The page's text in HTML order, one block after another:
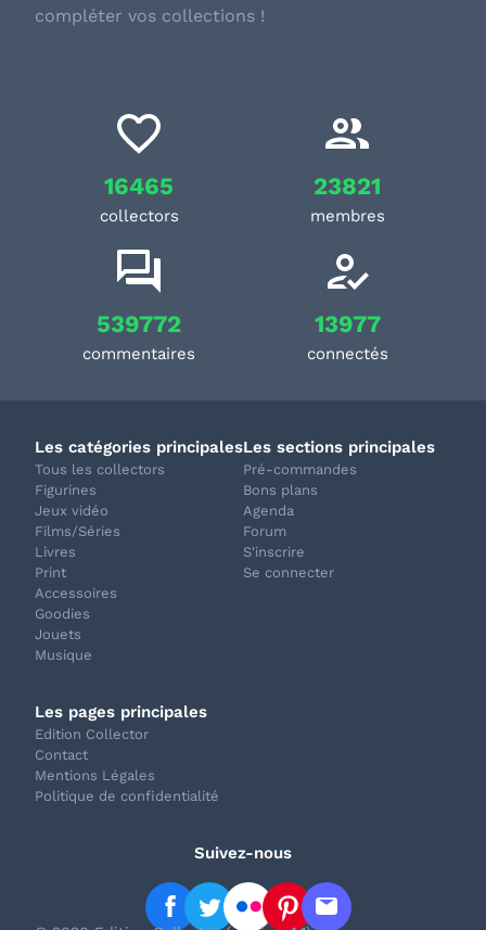
compléter vos collections !
16465
collectors
23821
membres
539772
commentaires
13977
connectés
Les catégories principales
Tous les collectors
Figurines
Jeux vidéo
Films/Séries
Livres
Print
Accessoires
Goodies
Jouets
Musique
Les sections principales
Pré-commandes
Bons plans
Agenda
Forum
S'inscrire
Se connecter
Les pages principales
Edition Collector
Contact
Mentions Légales
Politique de confidentialité
Suivez-nous